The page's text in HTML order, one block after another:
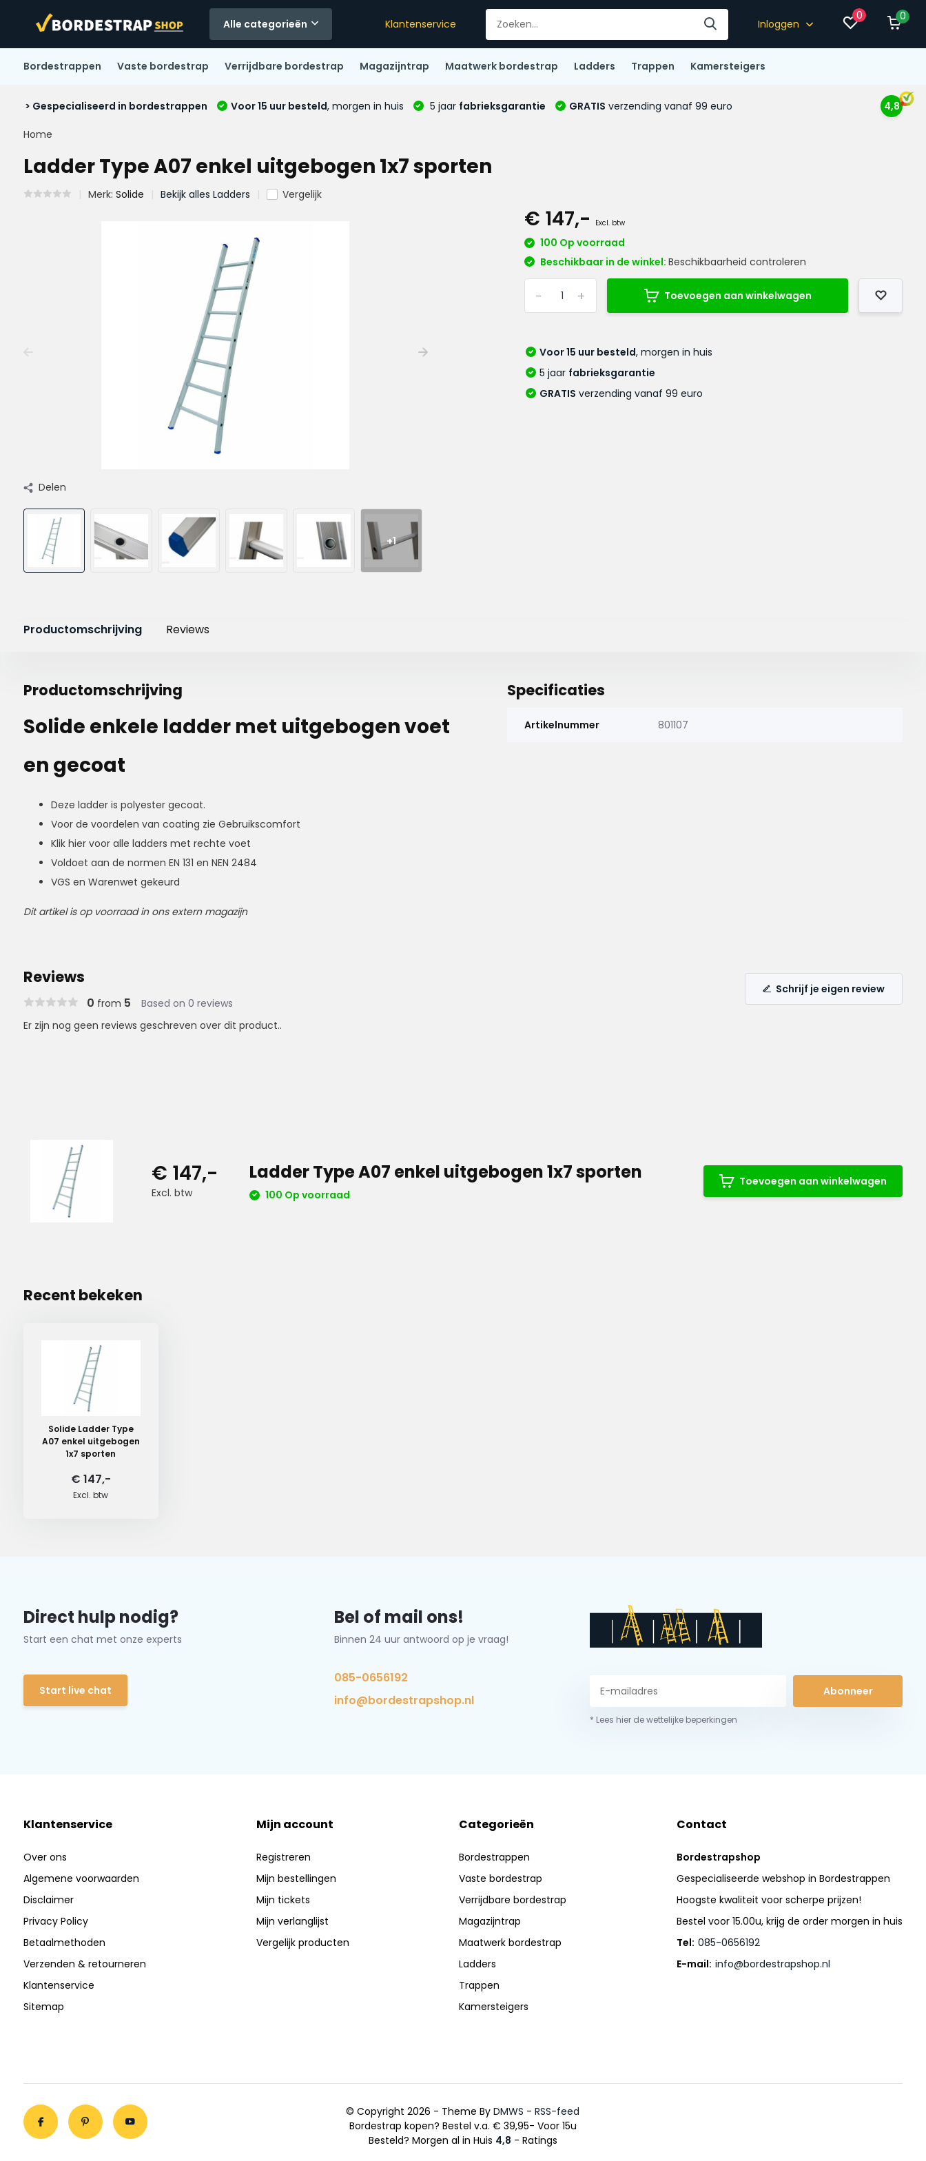
Alle categorieën Klantenservice Inloggen
0 0
Bordestrappen Vaste bordestrap Verrijdbare bordestrap Magazijntrap Maatwerk bordestrap Ladders Trappen Kamersteigers
> Gespecialiseerd in bordestrappen Voor 15 uur besteld, morgen in huis 5 jaar fabrieksgarantie GRATIS verzending vanaf 99 euro 4,8
Home
Ladder Type A07 enkel uitgebogen 1x7 sporten
Merk: Solide Bekijk alles Ladders Vergelijk
Delen
+1
€ 147,- Excl. btw
100 Op voorraad
Beschikbaar in de winkel:Beschikbaarheid controleren
+
- Toevoegen aan winkelwagen
Voor 15 uur besteld, morgen in huis
5 jaar fabrieksgarantie
GRATIS verzending vanaf 99 euro
Productomschrijving Reviews
Productomschrijving
Solide enkele ladder met uitgebogen voet
en gecoat
Deze ladder is polyester gecoat.
Voor de voordelen van coating zie Gebruikscomfort
Klik hier voor alle ladders met rechte voet
Voldoet aan de normen EN 131 en NEN 2484
VGS en Warenwet gekeurd
Dit artikel is op voorraad in ons extern magazijn
Specificaties
Artikelnummer 801107
Reviews
0 from 5 Based on 0 reviews
Schrijf je eigen review
Er zijn nog geen reviews geschreven over dit product..
€ 147,-
Excl. btw
Ladder Type A07 enkel uitgebogen 1x7 sporten
100 Op voorraad
Toevoegen aan winkelwagen
Recent bekeken
Solide Ladder Type
A07 enkel uitgebogen
1x7 sporten
€ 147,-
Excl. btw
Direct hulp nodig?
Start een chat met onze experts
Start live chat
Bel of mail ons!
Binnen 24 uur antwoord op je vraag!
085-0656192
info@bordestrapshop.nl
Abonneer
* Lees hier de wettelijke beperkingen
Klantenservice
Over ons
Algemene voorwaarden
Disclaimer
Privacy Policy
Betaalmethoden
Verzenden & retourneren
Klantenservice
Sitemap
Mijn account
Registreren
Mijn bestellingen
Mijn tickets
Mijn verlanglijst
Vergelijk producten
Categorieën
Bordestrappen
Vaste bordestrap
Verrijdbare bordestrap
Magazijntrap
Maatwerk bordestrap
Ladders
Trappen
Kamersteigers
Contact
Bordestrapshop
Gespecialiseerde webshop in Bordestrappen
Hoogste kwaliteit voor scherpe prijzen!
Bestel voor 15.00u, krijg de order morgen in huis
Tel: 085-0656192
E-mail: info@bordestrapshop.nl
© Copyright 2026 - Theme ByDMWS -RSS-feed
Bordestrap kopen? Bestel v.a. € 39,95- Voor 15u
Besteld? Morgen al in Huis 4,8 - Ratings